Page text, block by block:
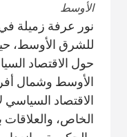
الأوسط
نور عرفة زميلة
للشرق الأوسط،
حول الاقتصاد
الأوسط وشمال
الاقتصاد السياسي
الخاص،